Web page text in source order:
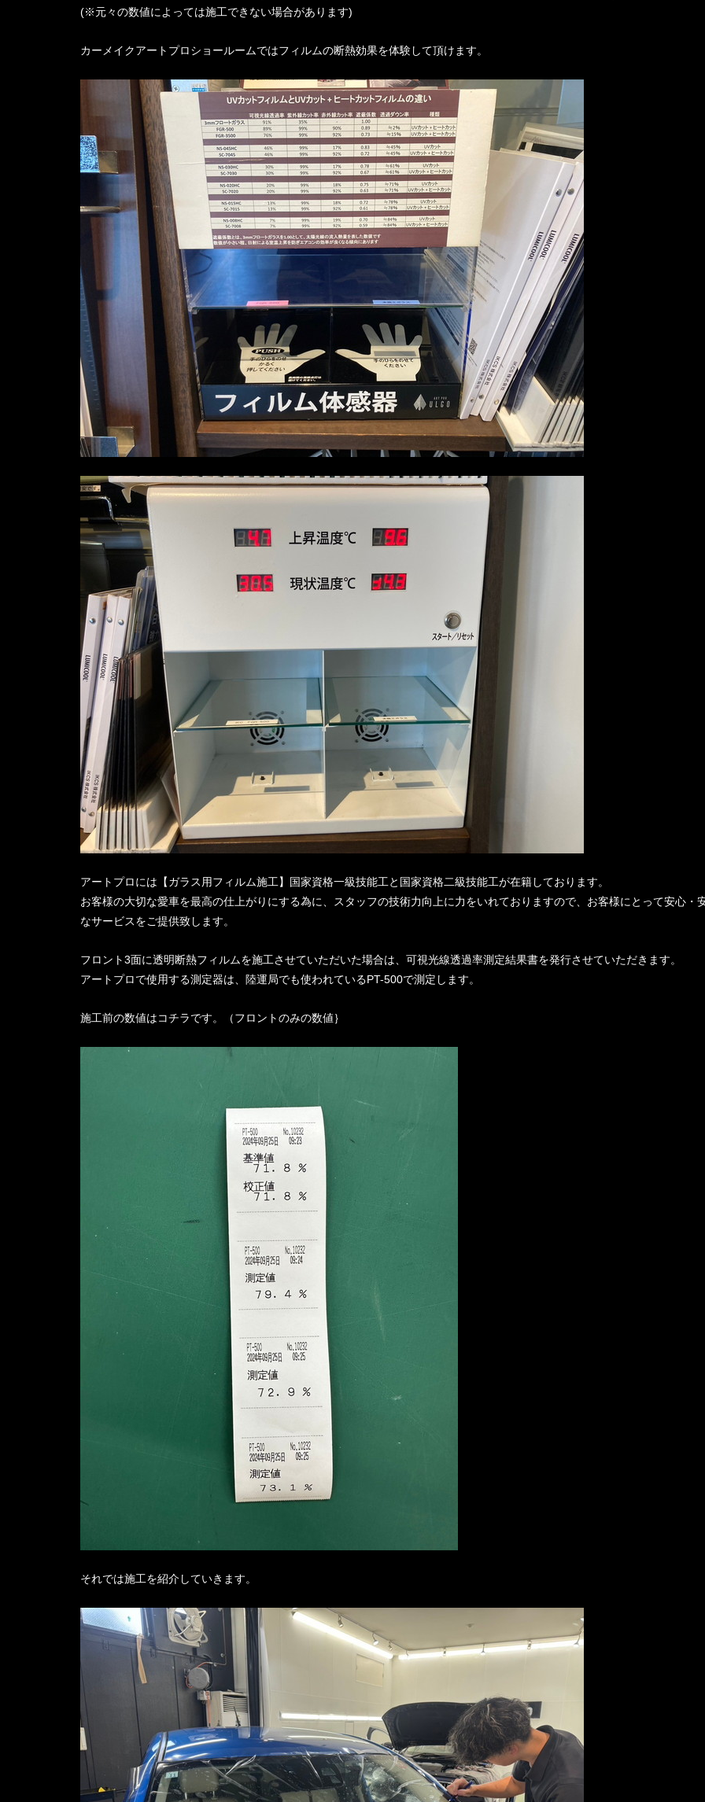
(※元々の数値によっては施工できない場合があります)
カーメイクアートプロショールームではフィルムの断熱効果を体験して頂けます。
アートプロには【ガラス用フィルム施工】国家資格一級技能工と国家資格二級技能工が在籍しております。
お客様の大切な愛車を最高の仕上がりにする為に、スタッフの技術力向上に力をいれておりますので、お客様にとって安心・
なサービスをご提供致します。
フロント3面に透明断熱フィルムを施工させていただいた場合は、可視光線透過率測定結果書を発行させていただきます。
アートプロで使用する測定器は、陸運局でも使われているPT-500で測定します。
施工前の数値はコチラです。（フロントのみの数値｝
それでは施工を紹介していきます。